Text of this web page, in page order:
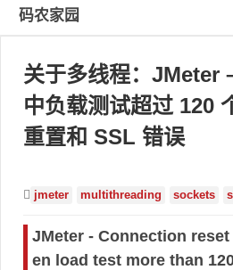
码农家园
关于多线程：JMeter
中负载测试超过 120
重置和 SSL 错误
jmeter multithreading sockets
JMeter - Connection
en load test more than